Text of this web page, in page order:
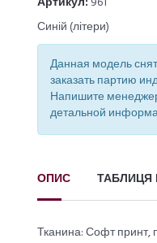
Синій (літери)
Данная модель
заказать партию
Напишите
детальной
ОПИС ТАБЛИЦЯ
Тканина: Софт принт,